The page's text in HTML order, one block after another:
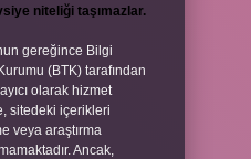
niteliği taşımazlar.
gereğince Bilgi
(BTK) tarafından
olarak hizmet
sitedeki içerikleri
veya araştırma
Ancak,